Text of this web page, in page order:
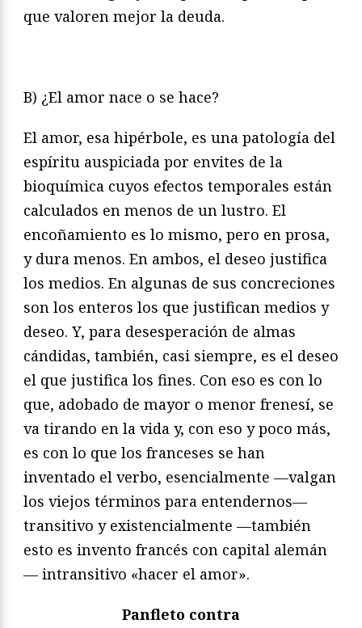
que valoren mejor la deuda.
B) ¿El amor nace o se hace?
El amor, esa hipérbole, es una patología del
espíritu auspiciada por envites de la
bioquímica cuyos efectos temporales están
calculados en menos de un lustro. El
encoñamiento es lo mismo, pero en prosa,
y dura menos. En ambos, el deseo justifica
los medios. En algunas de sus concreciones
son los enteros los que justifican medios y
deseo. Y, para desesperación de almas
cándidas, también, casi siempre, es el deseo
el que justifica los fines. Con eso es con lo
que, adobado de mayor o menor frenesí, se
va tirando en la vida y, con eso y poco más,
es con lo que los franceses se han
inventado el verbo, esencialmente —valgan
los viejos términos para entendernos—
transitivo y existencialmente —también
esto es invento francés con capital alemán
— intransitivo «hacer el amor».
Panfleto contra